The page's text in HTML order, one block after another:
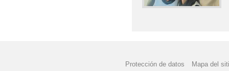
Protección de datos Mapa del